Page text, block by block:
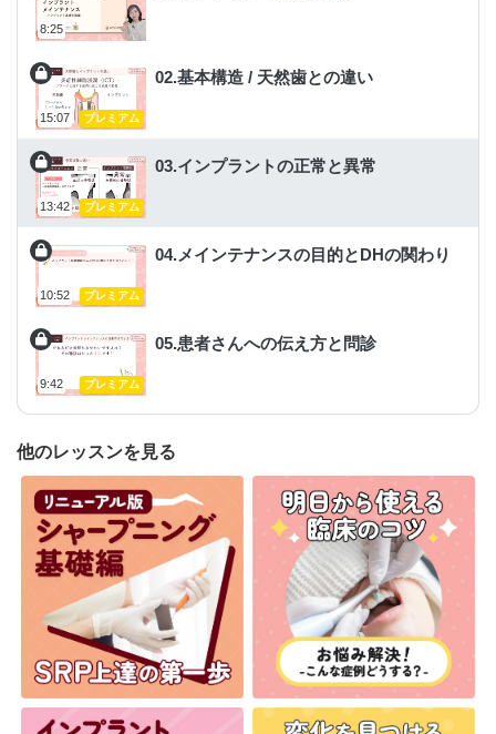
8:25
15:07 プレミアム
02.基本構造 / 天然歯との違い
13:42 プレミアム
03.インプラントの正常と異常
10:52 プレミアム
04.メインテナンスの目的とDHの関わり
9:42 プレミアム
05.患者さんへの伝え方と問診
他のレッスンを見る